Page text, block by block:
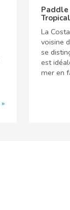
Paddle
Tropical
La
voisine
se
est
mer en